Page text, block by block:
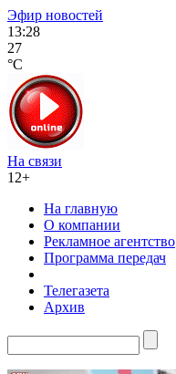
Эфир новостей
13:28
27
°C
На связи
12+
На главную
О компании
Рекламное агентство
Программа передач
Телегазета
Архив